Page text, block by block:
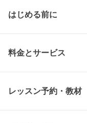
はじめる前に
料金とサービス
レッスン予約・教材